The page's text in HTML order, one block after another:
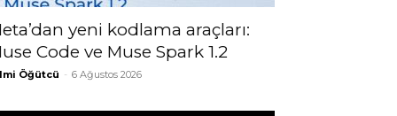
yeni kodlama araçları:
Code ve Muse Spark 1.2
Öğütcü - 6 Ağustos 2026